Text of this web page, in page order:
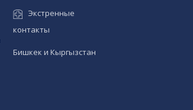
Экстренные
контакты
Бишкек и Кыргызстан